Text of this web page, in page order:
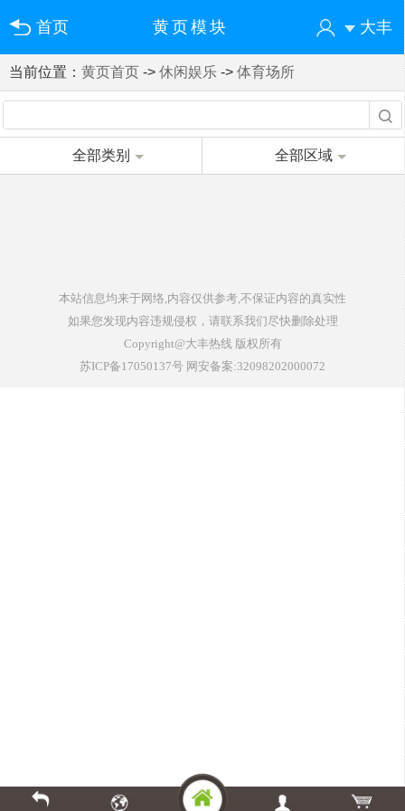
首页 大丰
黄页模块
您好！欢迎来到大丰热线
登录
注册 微信快速登录
当前位置： 黄页首页 -> 休闲娱乐 -> 体育场所
全部类别 全部区域
本站信息均来于网络,内容仅供参考,不保证内容的真实性
如果您发现内容违规侵权，请联系我们尽快删除处理
Copyright@大丰热线版权所有
苏ICP备17050137号 网安备案:32098202000072